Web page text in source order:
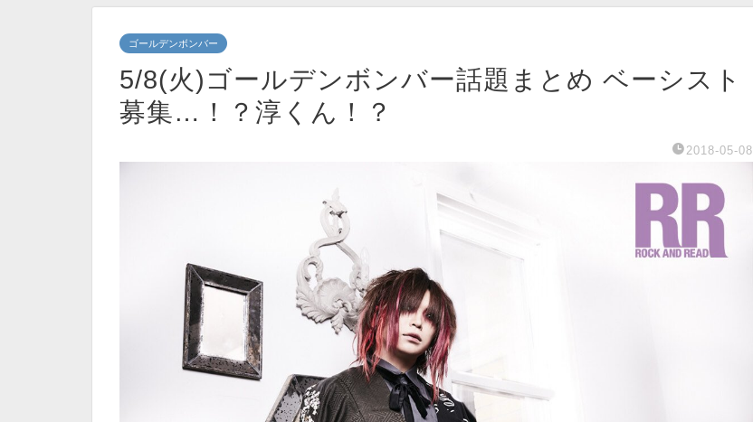
ゴールデンボンバー
5/8(火)ゴールデンボンバー話題まとめ ベーシスト
募集…！？淳くん！？
2018-05-08